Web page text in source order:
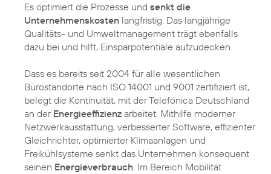
Es optimiert die Prozesse und senkt die
Unternehmenskosten langfristig. Das langjährige
Qualitäts- und Umweltmanagement trägt ebenfalls
dazu bei und hilft, Einsparpotentiale aufzudecken.
Dass es bereits seit 2004 für alle wesentlichen
Bürostandorte nach ISO 14001 und 9001 zertifiziert ist,
belegt die Kontinuität, mit der Telefónica Deutschland
an der Energieeffizienz arbeitet. Mithilfe moderner
Netzwerkausstattung, verbesserter Software, effizienter
Gleichrichter, optimierter Klimaanlagen und
Freikühlsysteme senkt das Unternehmen konsequent
seinen Energieverbrauch . Im Bereich Mobilität